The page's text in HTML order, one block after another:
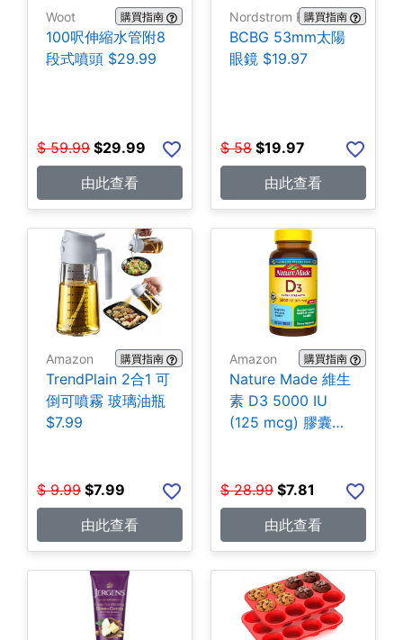
Woot 購買指南
100呎伸縮水管附8
段式噴頭 $29.99
$ 59.99 $29.99
由此查看
Nordstrom Rack購買指南
BCBG 53mm太陽
眼鏡 $19.97
$ 58 $19.97
由此查看
Amazon 購買指南
TrendPlain 2合1 可
倒可噴霧 玻璃油瓶
$7.99
$ 9.99 $7.99
由此查看
Amazon 購買指南
Nature Made 維生
素 D3 5000 IU
(125 mcg) 膠囊
$ 28.99 $7.81
由此查看